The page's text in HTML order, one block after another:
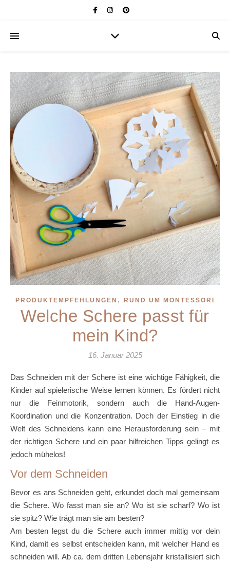
PRODUKTEMPFEHLUNGEN , RUND UM MONTESSORI
Welche Schere passt für
mein Kind?
16. Januar 2025
Das Schneiden mit der Schere ist eine wichtige Fähigkeit, die
Kinder auf spielerische Weise lernen können. Es fördert nicht
nur die Feinmotorik, sondern auch die Hand-Augen-
Koordination und die Konzentration. Doch der Einstieg in die
Welt des Schneidens kann eine Herausforderung sein – mit
der richtigen Schere und ein paar hilfreichen Tipps gelingt es
jedoch mühelos!
Vor dem Schneiden
Bevor es ans Schneiden geht, erkundet doch mal gemeinsam
die Schere. Wo fasst man sie an? Wo ist sie scharf? Wo ist
sie spitz? Wie trägt man sie am besten?
Am besten legst du die Schere auch immer mittig vor dein
Kind, damit es selbst entscheiden kann, mit welcher Hand es
schneiden will. Ab ca. dem dritten Lebensjahr kristallisiert sich